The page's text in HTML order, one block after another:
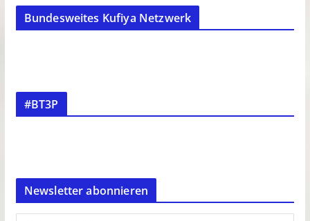
Bundesweites Kufiya Netzwerk
#BT3P
Newsletter abonnieren